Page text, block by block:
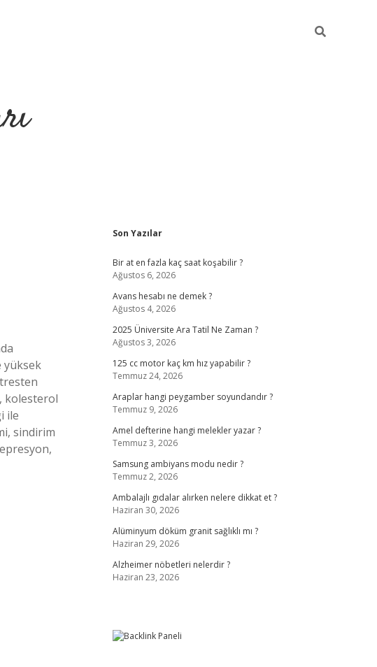
yüksek
kolesterol
ile
sindirim
Sidebar
Son Yazılar
Bir at en fazla kaç saat koşabilir ?
Ağustos 6, 2026
Avans hesabı ne demek ?
Ağustos 4, 2026
2025 Üniversite Ara Tatil Ne Zaman ?
Ağustos 3, 2026
125 cc motor kaç km hız yapabilir ?
Temmuz 24, 2026
Araplar hangi peygamber soyundandır ?
Temmuz 9, 2026
Amel defterine hangi melekler yazar ?
Temmuz 3, 2026
Samsung ambiyans modu nedir ?
Temmuz 2, 2026
Ambalajlı gıdalar alırken nelere dikkat et ?
Haziran 30, 2026
Alüminyum döküm granit sağlıklı mı ?
Haziran 29, 2026
Alzheimer nöbetleri nelerdir ?
Haziran 23, 2026